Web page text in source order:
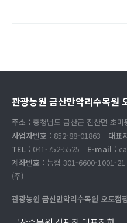
관광농원 금산만악리수목원
주소 : 충청남도 금산군 진산면 초
사업자번호 : 852-88-01863 대표
TEL : 041-752-5525 E-mail :
계좌번호 : 농협 301-6600-1001-21
(주)
관광농원 금산만악리수목원 오토캠